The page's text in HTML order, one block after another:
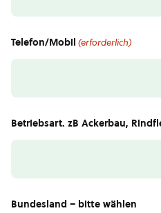
Telefon/Mobil (erforderlich)
Betriebsart. zB Ackerbau,
Bundesland – bitte wählen